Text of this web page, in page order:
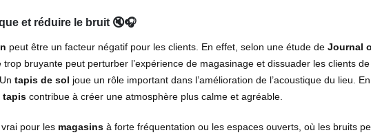
et réduire le bruit 🔇🎧
peut être un facteur négatif pour les clients. En effet, selon une étude de Journal
trop bruyante peut perturber l’expérience de magasinage et dissuader les clients
. Un tapis de sol joue un rôle important dans l’amélioration de l’acoustique du lieu.
tapis contribue à créer une atmosphère plus calme et agréable.
pour les magasins à forte fréquentation ou les espaces ouverts, où les bruits